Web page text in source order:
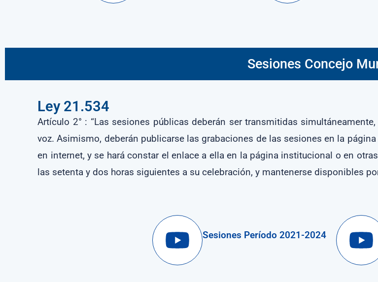
Sesiones Concejo
Ley 21.534
Artículo 2° : “Las sesiones públicas deberán ser transmitidas
voz. Asimismo, deberán publicarse las grabaciones de las sesiones en la
en internet, y se hará constar el enlace a ella en la página institucional o en
las setenta y dos horas siguientes a su celebración, y mantenerse disponibles
Sesiones Período 2021-2024